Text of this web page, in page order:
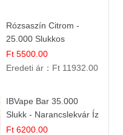
Rózsaszín Citrom -
25.000 Slukkos
eldobható e-Cigaretta |
IBvape Bar
Ft 5500.00
Eredeti ár： Ft 11932.00
IBVape Bar 35.000
Slukk - Narancslekvár Íz
| Prémium E-cigaretta
Ft 6200.00